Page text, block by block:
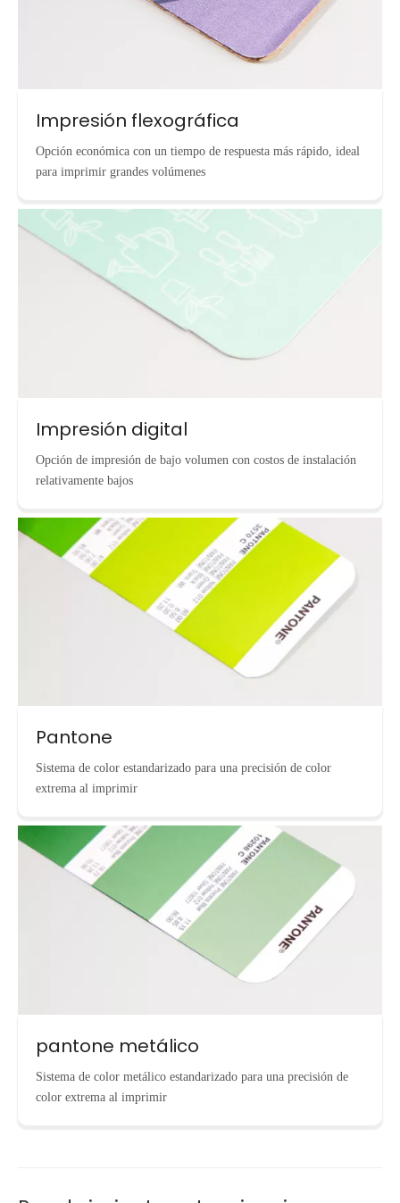
Impresión flexográfica
Opción económica con un tiempo de respuesta más rápido, ideal
para imprimir grandes volúmenes
Impresión digital
Opción de impresión de bajo volumen con costos de instalación
relativamente bajos
Pantone
Sistema de color estandarizado para una precisión de color
extrema al imprimir
pantone metálico
Sistema de color metálico estandarizado para una precisión de
color extrema al imprimir